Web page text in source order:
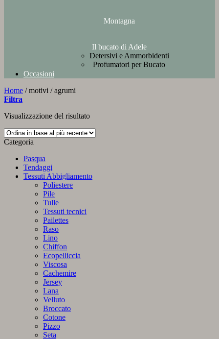
Montagna
Il bucato di Adele
Detersivi e Ammorbidenti
Profumatori per Bucato
Occasioni
Home /motivi /agrumi
Filtra
Visualizzazione del risultato
Categoria
Pasqua
Tendaggi
Tessuti Abbigliamento
Poliestere
Pile
Tulle
Tessuti tecnici
Pailettes
Raso
Lino
Chiffon
Ecopelliccia
Viscosa
Cachemire
Jersey
Lana
Velluto
Broccato
Cotone
Pizzo
Seta